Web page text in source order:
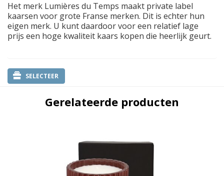
Het merk Lumières du Temps maakt private label
kaarsen voor grote Franse merken. Dit is echter hun
eigen merk. U kunt daardoor voor een relatief lage
prijs een hoge kwaliteit kaars kopen die heerlijk geurt.
SELECTEER
Gerelateerde producten